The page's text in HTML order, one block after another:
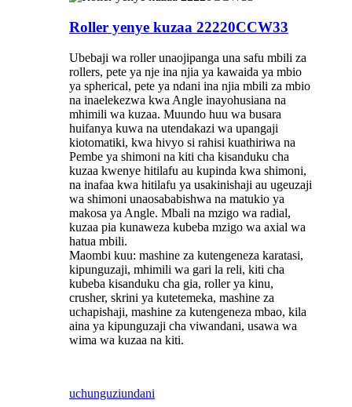
Roller yenye kuzaa 22220CCW33
Ubebaji wa roller unaojipanga una safu mbili za
rollers, pete ya nje ina njia ya kawaida ya mbio
ya spherical, pete ya ndani ina njia mbili za mbio
na inaelekezwa kwa Angle inayohusiana na
mhimili wa kuzaa. Muundo huu wa busara
huifanya kuwa na utendakazi wa upangaji
kiotomatiki, kwa hivyo si rahisi kuathiriwa na
Pembe ya shimoni na kiti cha kisanduku cha
kuzaa kwenye hitilafu au kupinda kwa shimoni,
na inafaa kwa hitilafu ya usakinishaji au ugeuzaji
wa shimoni unaosababishwa na matukio ya
makosa ya Angle. Mbali na mzigo wa radial,
kuzaa pia kunaweza kubeba mzigo wa axial wa
hatua mbili.
Maombi kuu: mashine za kutengeneza karatasi,
kipunguzaji, mhimili wa gari la reli, kiti cha
kubeba kisanduku cha gia, roller ya kinu,
crusher, skrini ya kutetemeka, mashine za
uchapishaji, mashine za kutengeneza mbao, kila
aina ya kipunguzaji cha viwandani, usawa wa
wima wa kuzaa na kiti.
uchunguziundani